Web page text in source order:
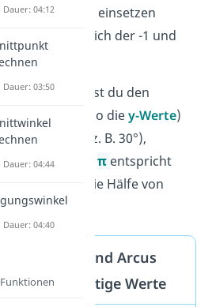
-1 und 1 einsetzen
einschließlich der -1 und
1.
du siehst, gibst du den
(also diey-Werte)
in Grad an (z. B. 30°),
in π . Einπ entspricht
ist die Hälfe von
also90°
Arcus Sinus und Arcus
Cosinus: wichtige Werte
Dauer: 04:12
Dauer: 03:50
Dauer: 04:44
Dauer: 04:40